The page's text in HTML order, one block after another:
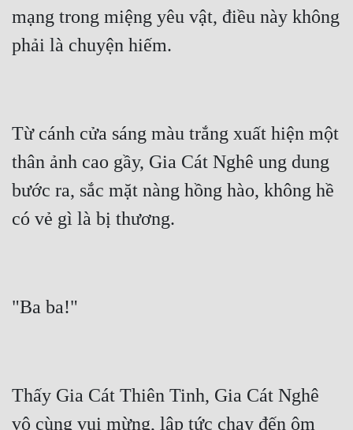
mạng trong miệng yêu vật, điều này không
Từ cánh cửa sáng màu trắng xuất hiện một
thân ảnh cao gầy, Gia Cát Nghê ung dung
bước ra, sắc mặt nàng hồng hào, không hề
Thấy Gia Cát Thiên Tinh, Gia Cát Nghê
vô cùng vui mừng, lập tức chạy đến ôm